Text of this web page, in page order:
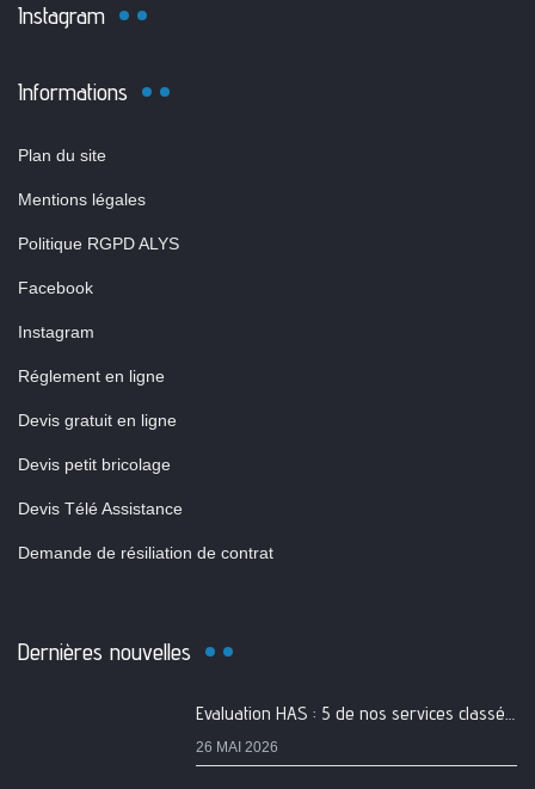
Instagram
Informations
Plan du site
Mentions légales
Politique RGPD ALYS
Facebook
Instagram
Réglement en ligne
Devis gratuit en ligne
Devis petit bricolage
Devis Télé Assistance
Demande de résiliation de contrat
Dernières nouvelles
Evaluation HAS : 5 de nos services classés A
26 MAI 2026